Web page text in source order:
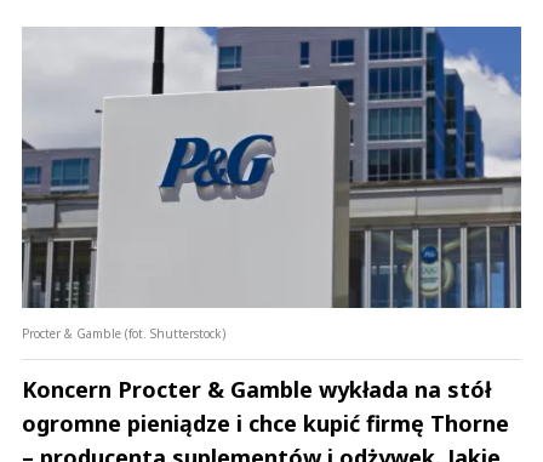
Procter & Gamble (fot. Shutterstock)
Koncern Procter & Gamble wykłada na stół
ogromne pieniądze i chce kupić firmę Thorne